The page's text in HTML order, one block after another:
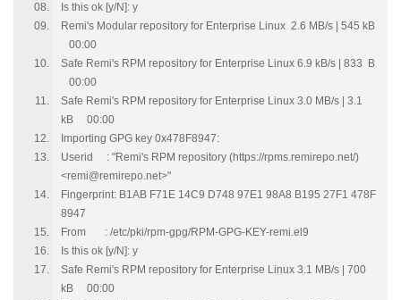
Is this ok [y/N]: y
Remi's Modular repository for Enterprise Linux 2.6 MB/s | 545 kB
00:00
Safe Remi's RPM repository for Enterprise Linux 6.9 kB/s | 833 B
00:00
Safe Remi's RPM repository for Enterprise Linux 3.0 MB/s | 3.1
kB 00:00
Importing GPG key 0x478F8947:
Userid : "Remi's RPM repository (https://rpms.remirepo.net/)
<remi@remirepo.net>"
Fingerprint: B1AB F71E 14C9 D748 97E1 98A8 B195 27F1 478F
8947
From : /etc/pki/rpm-gpg/RPM-GPG-KEY-remi.el9
Is this ok [y/N]: y
Safe Remi's RPM repository for Enterprise Linux 3.1 MB/s | 700
kB 00:00